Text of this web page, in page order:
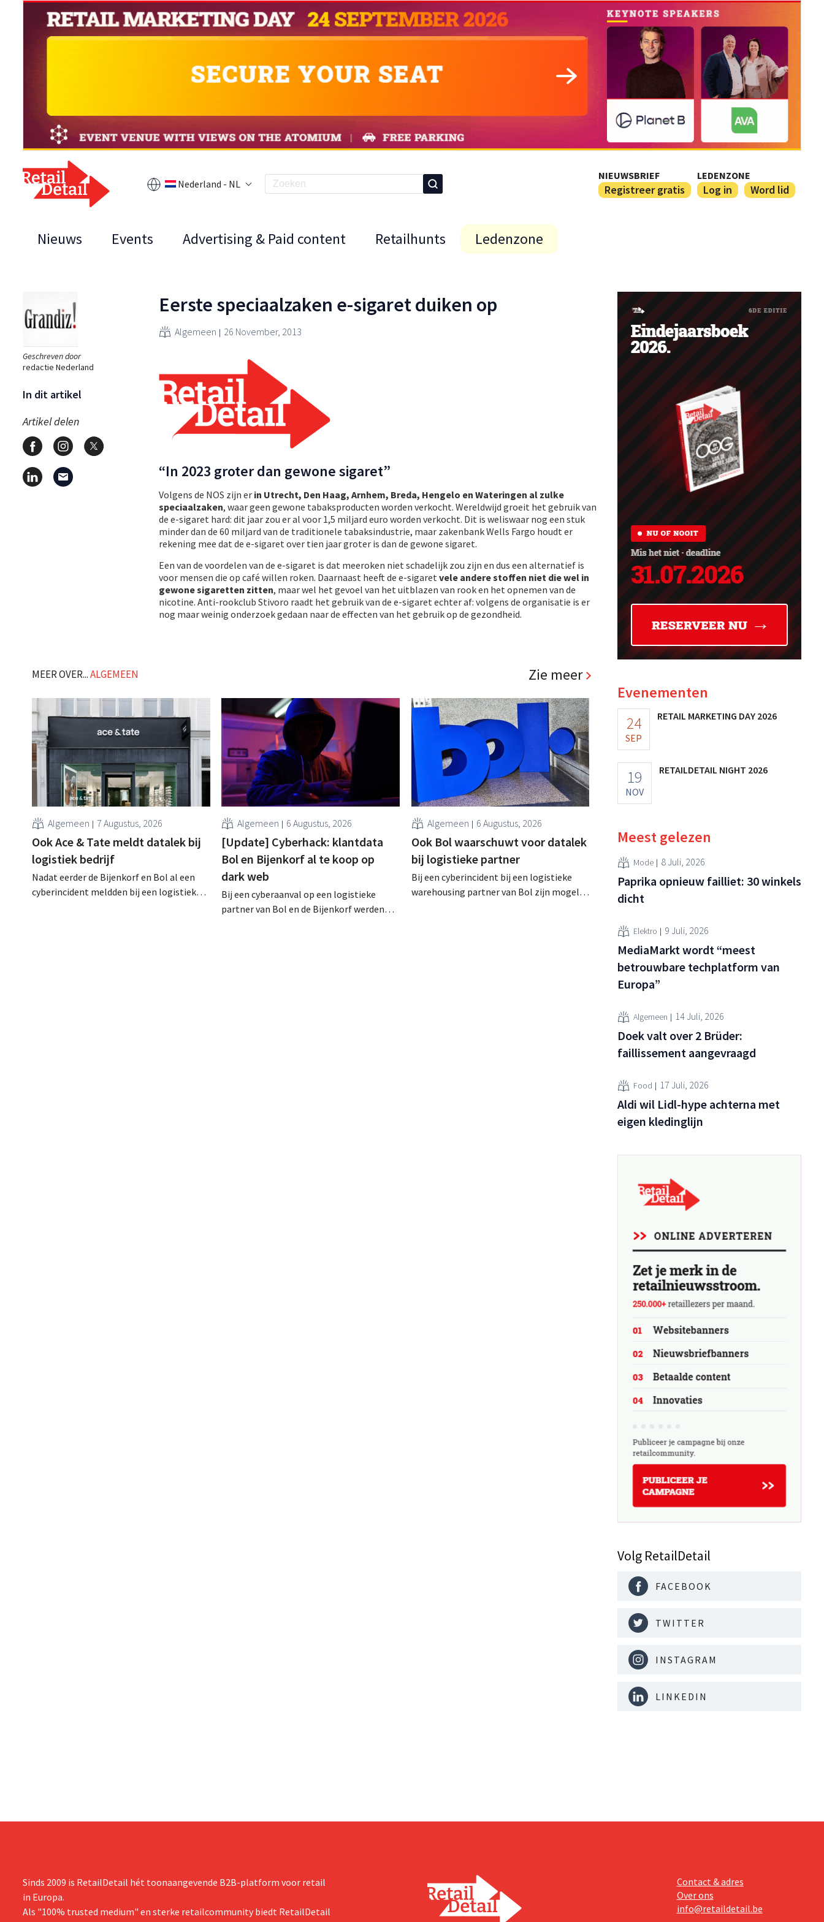
Nederland - NL
NIEUWSBRIEF
Registreer gratis
LEDENZONE
Log in Word lid
Nieuws Events Advertising & Paid content Retailhunts Ledenzone
Geschreven door
redactie Nederland
In dit artikel
Artikel delen
Eerste speciaalzaken e-sigaret duiken op
Algemeen 26 November, 2013
“In 2023 groter dan gewone sigaret”
Volgens de NOS zijn er in Utrecht, Den Haag, Arnhem, Breda, Hengelo en Wateringen al zulke
speciaalzaken, waar geen gewone tabaksproducten worden verkocht. Wereldwijd groeit het gebruik van
de e-sigaret hard: dit jaar zou er al voor 1,5 miljard euro worden verkocht. Dit is weliswaar nog een stuk
minder dan de 60 miljard van de traditionele tabaksindustrie, maar zakenbank Wells Fargo houdt er
rekening mee dat de e-sigaret over tien jaar groter is dan de gewone sigaret.
Een van de voordelen van de e-sigaret is dat meeroken niet schadelijk zou zijn en dus een alternatief is
voor mensen die op café willen roken. Daarnaast heeft de e-sigaret vele andere stoffen niet die wel in
gewone sigaretten zitten, maar wel het gevoel van het uitblazen van rook en het opnemen van de
nicotine. Anti-rookclub Stivoro raadt het gebruik van de e-sigaret echter af: volgens de organisatie is er
nog maar weinig onderzoek gedaan naar de effecten van het gebruik op de gezondheid.
MEER OVER...ALGEMEEN Zie meer
Algemeen 7 Augustus, 2026
Ook Ace & Tate meldt datalek bij
logistiek bedrijf
Nadat eerder de Bijenkorf en Bol al een
cyberincident meldden bij een logistieke
Algemeen 6 Augustus, 2026
[Update] Cyberhack: klantdata
Bol en Bijenkorf al te koop op
dark web
Bij een cyberaanval op een logistieke
partner van Bol en de Bijenkorf werden
Algemeen 6 Augustus, 2026
Ook Bol waarschuwt voor datalek
bij logistieke partner
Bij een cyberincident bij een logistieke
warehousing partner van Bol zijn mogelijk
Evenementen
24
SEP
RETAIL MARKETING DAY 2026
19
NOV
RETAILDETAIL NIGHT 2026
Meest gelezen
Mode 8 Juli, 2026
Paprika opnieuw failliet: 30 winkels
dicht
Elektro 9 Juli, 2026
MediaMarkt wordt “meest
betrouwbare techplatform van
Europa”
Algemeen 14 Juli, 2026
Doek valt over 2 Brüder:
faillissement aangevraagd
Food 17 Juli, 2026
Aldi wil Lidl-hype achterna met
eigen kledinglijn
Volg RetailDetail
FACEBOOK
TWITTER
INSTAGRAM
LINKEDIN
Sinds 2009 is RetailDetail hét toonaangevende B2B-platform voor retail
in Europa.
Als "100% trusted medium" en sterke retailcommunity biedt RetailDetail
Contact & adres
Over ons
info@retaildetail.be